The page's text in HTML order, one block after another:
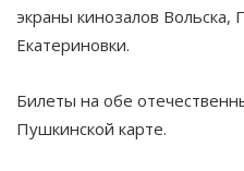
экраны кинозалов
Екатериновки.
Билеты на обе
Пушкинской карте.